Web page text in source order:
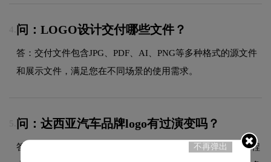
4. 问：LOGO设计交付哪些文件？
答：交付文件包含JPG、PDF、AI、PNG等多种格式的源文件
和展示文件，满足您在不同场景的使用需求。
5. 问：达西亚汽车品牌logo有过演变吗？
答：作为汽车领域的品牌，达西亚汽车的品牌logo在发展过程
不再弹出